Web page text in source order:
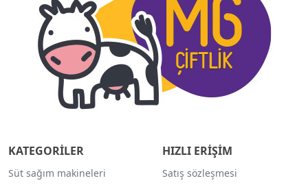
KATEGORİLER
Süt sağım makineleri
HIZLI ERİŞİM
Satış sözleşmesi